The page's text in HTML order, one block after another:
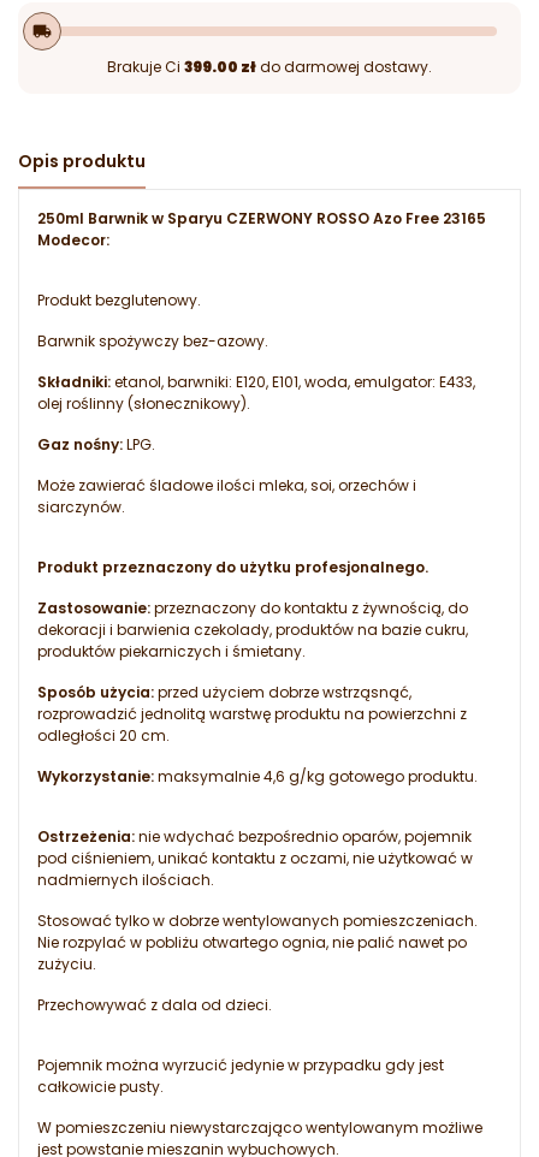
local_shipping
Brakuje Ci 399.00 złdo darmowej dostawy.
Opis produktu
250ml Barwnik w Sparyu CZERWONY ROSSO Azo Free 23165
Modecor:
Produkt bezglutenowy.
Barwnik spożywczy bez-azowy.
Składniki:etanol, barwniki: E120, E101, woda, emulgator: E433,
olej roślinny (słonecznikowy).
Gaz nośny:LPG.
Może zawierać śladowe ilości mleka, soi, orzechów i
siarczynów.
Produkt przeznaczony do użytku profesjonalnego.
Zastosowanie:przeznaczony do kontaktu z żywnością, do
dekoracji i barwienia czekolady, produktów na bazie cukru,
produktów piekarniczych i śmietany.
Sposób użycia:przed użyciem dobrze wstrząsnąć,
rozprowadzić jednolitą warstwę produktu na powierzchni z
odległości 20 cm.
Wykorzystanie:maksymalnie 4,6 g/kg gotowego produktu.
Ostrzeżenia:nie wdychać bezpośrednio oparów, pojemnik
pod ciśnieniem, unikać kontaktu z oczami, nie użytkować w
nadmiernych ilościach.
Stosować tylko w dobrze wentylowanych pomieszczeniach.
Nie rozpylać w pobliżu otwartego ognia, nie palić nawet po
zużyciu.
Przechowywać z dala od dzieci.
Pojemnik można wyrzucić jedynie w przypadku gdy jest
całkowicie pusty.
W pomieszczeniu niewystarczająco wentylowanym możliwe
jest powstanie mieszanin wybuchowych.